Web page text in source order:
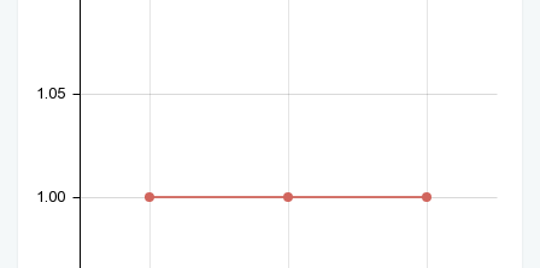
1.00
1.05